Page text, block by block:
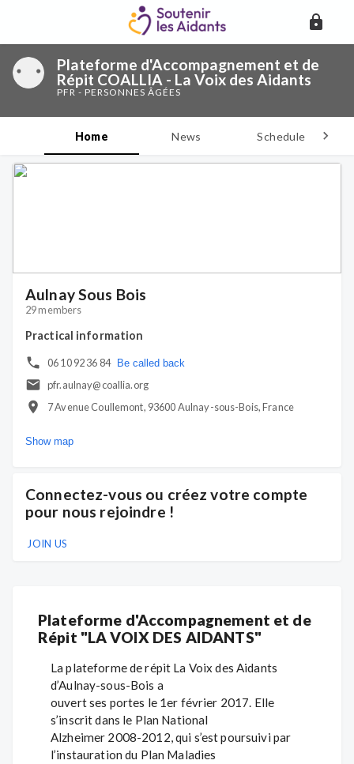
Plateforme d'Accompagnement et de
Répit COALLIA - La Voix des Aidants
PFR - PERSONNES ÂGÉES
Home News Schedule
Aulnay Sous Bois
29 members
Practical information
06 10 92 36 84 Be called back
pfr.aulnay@coallia.org
7 Avenue Coullemont, 93600 Aulnay-sous-Bois, France
Show map
Connectez-vous ou créez votre compte
pour nous rejoindre !
JOIN US
Plateforme d'Accompagnement et de
Répit "LA VOIX DES AIDANTS"
La plateforme de répit La Voix des Aidants
d’Aulnay-sous-Bois a
ouvert ses portes le 1er février 2017. Elle
s’inscrit dans le Plan National
Alzheimer 2008-2012, qui s’est poursuivi par
l’instauration du Plan Maladies